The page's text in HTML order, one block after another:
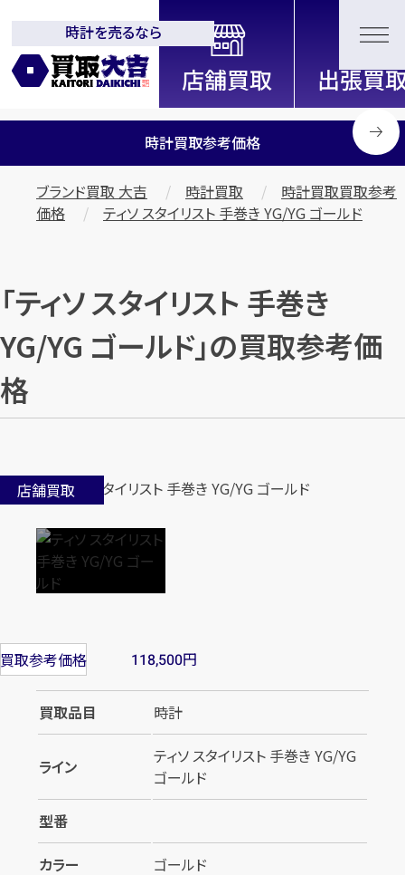
全国2200店舗以上展開中！
信頼と実績の買取専門店「買取大
吉」
時計を売るなら
時計買取参考価格
ブランド買取 大吉 時計買取
時計買取買取参考
価格
ティソ スタイリスト 手巻き YG/YG ゴールド
「ティソ スタイリスト 手巻き
YG/YG ゴールド」の買取参考価
格
店舗買取
買取参考価格 118,500円
買取品目 時計
ライン
ティソ スタイリスト 手巻き YG/YG
ゴールド
型番
カラー
ゴールド